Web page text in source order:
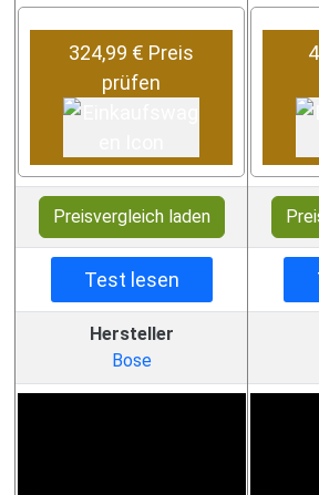
324,99 € Preis
prüfen
Preisvergleich laden
Test lesen
Hersteller
Bose